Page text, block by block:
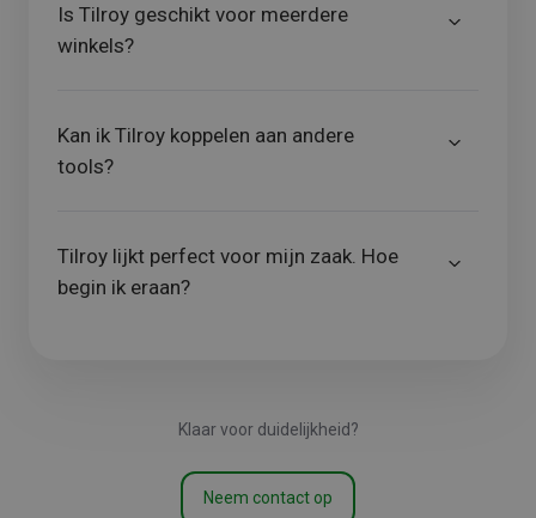
Is Tilroy geschikt voor meerdere
winkels?
Kan ik Tilroy koppelen aan andere
tools?
Tilroy lijkt perfect voor mijn zaak. Hoe
begin ik eraan?
Klaar voor duidelijkheid?
Neem contact op